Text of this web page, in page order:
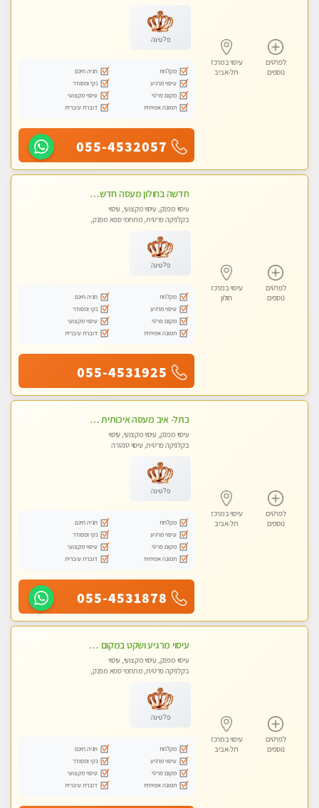
לפרטים
נוספים
עיסוי במרכז
תל-אביב
פלטינה
מקלחת
חניה חינם
עיסוי מרגיע
נקי ומסודר
מקום פרטי
עיסוי מקצועי
תמונה אמיתית
דוברת עיברית
055-4532057
לפרטים
נוספים
עיסוי במרכז
חולון
חדשה בחולון מעסה חדשה בחולון איכותית למאסז Iמקצועי ומפנק לכל שרירי הגוף עיסוי מכל הלב
עיסוי מפנק, עיסוי מקצועי, עיסוי
בקלניקה פרטית, מתחמי ספא מפנק,
פלטינה
מקלחת
חניה חינם
עיסוי מרגיע
נקי ומסודר
מקום פרטי
עיסוי מקצועי
תמונה אמיתית
דוברת עיברית
055-4531925
לפרטים
נוספים
עיסוי במרכז
תל-אביב
בתל- איב מעסה איכותית מקצועית ומפנקת
עיסוי מפנק, עיסוי מקצועי, עיסוי
בקלניקה פרטית, עיסוי טנטרה
פלטינה
מקלחת
חניה חינם
עיסוי מרגיע
נקי ומסודר
מקום פרטי
עיסוי מקצועי
תמונה אמיתית
דוברת עיברית
055-4531878
לפרטים
נוספים
עיסוי במרכז
תל-אביב
עיסוי מרגיע ושקט במקום מדהים עיסוי מושקע מאוד
עיסוי מפנק, עיסוי מקצועי, עיסוי
בקלניקה פרטית, מתחמי ספא מפנק,
פלטינה
מקלחת
חניה חינם
עיסוי מרגיע
נקי ומסודר
מקום פרטי
עיסוי מקצועי
תמונה אמיתית
דוברת עיברית